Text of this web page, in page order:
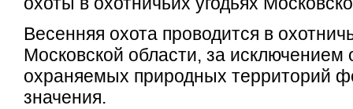
Весенняя охота проводится в
Московской области, за исключением
охраняемых природных территорий
значения.